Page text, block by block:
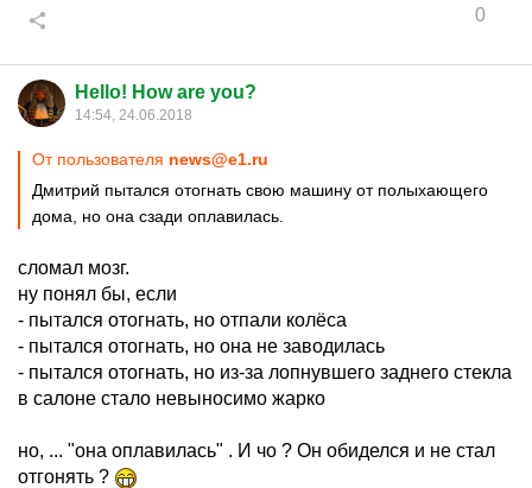
0
Hello! How are you?
14:54, 24.06.2018
От пользователя news@e1.ru
Дмитрий пытался отогнать свою машину от полыхающего
дома, но она сзади оплавилась.
сломал мозг.
ну понял бы, если
- пытался отогнать, но отпали колёса
- пытался отогнать, но она не заводилась
- пытался отогнать, но из-за лопнувшего заднего стекла
в салоне стало невыносимо жарко
но, ... "она оплавилась" . И чо ? Он обиделся и не стал
отгонять ?